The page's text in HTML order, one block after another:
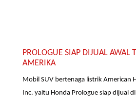
PROLOGUE SIAP DIJUAL AWAL
AMERIKA
Mobil SUV bertenaga listrik American
Inc. yaitu Honda Prologue siap dijual